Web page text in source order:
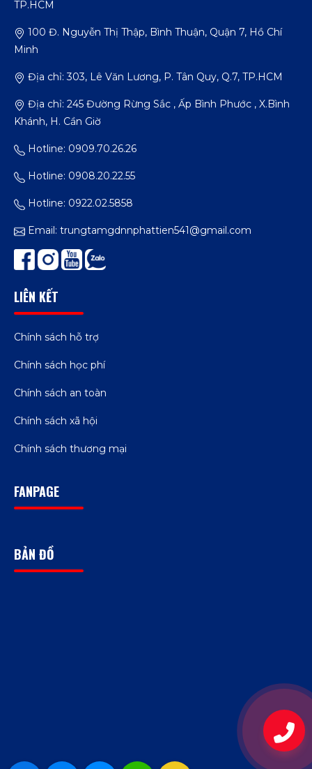
TP.HCM
100 Đ. Nguyễn Thị Thập, Bình Thuận, Quận 7, Hồ Chí
Minh
Địa chỉ: 303, Lê Văn Lương, P. Tân Quy, Q.7, TP.HCM
Địa chỉ: 245 Đường Rừng Sắc , Ấp Bình Phước , X.Bình
Khánh, H. Cần Giờ
Hotline: 0909.70.26.26
Hotline: 0908.20.22.55
Hotline: 0922.02.5858
Email: trungtamgdnnphattien541@gmail.com
LIÊN KẾT
Chính sách hỗ trợ
Chính sách học phí
Chính sách an toàn
Chính sách xã hội
Chính sách thương mại
FANPAGE
BẢN ĐỒ